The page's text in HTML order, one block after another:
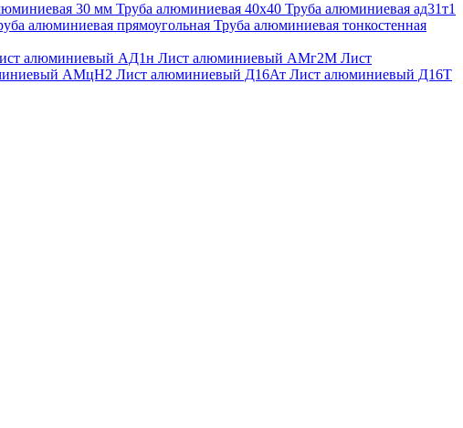
30 мм Труба алюминиевая 40х40 Труба алюминиевая ад31т1
алюминиевая прямоугольная Труба алюминиевая тонкостенная
алюминиевый АД1н Лист алюминиевый АМг2М Лист
АМцН2 Лист алюминиевый Д16Ат Лист алюминиевый Д16Т